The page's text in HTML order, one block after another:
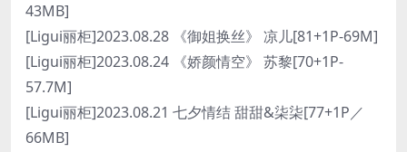
43MB]
[Ligui丽柜]2023.08.28 《御姐换丝》 凉儿[81+1P-69M]
[Ligui丽柜]2023.08.24 《娇颜情空》 苏黎[70+1P-
57.7M]
[Ligui丽柜]2023.08.21 七夕情结 甜甜&柒柒[77+1P／
66MB]